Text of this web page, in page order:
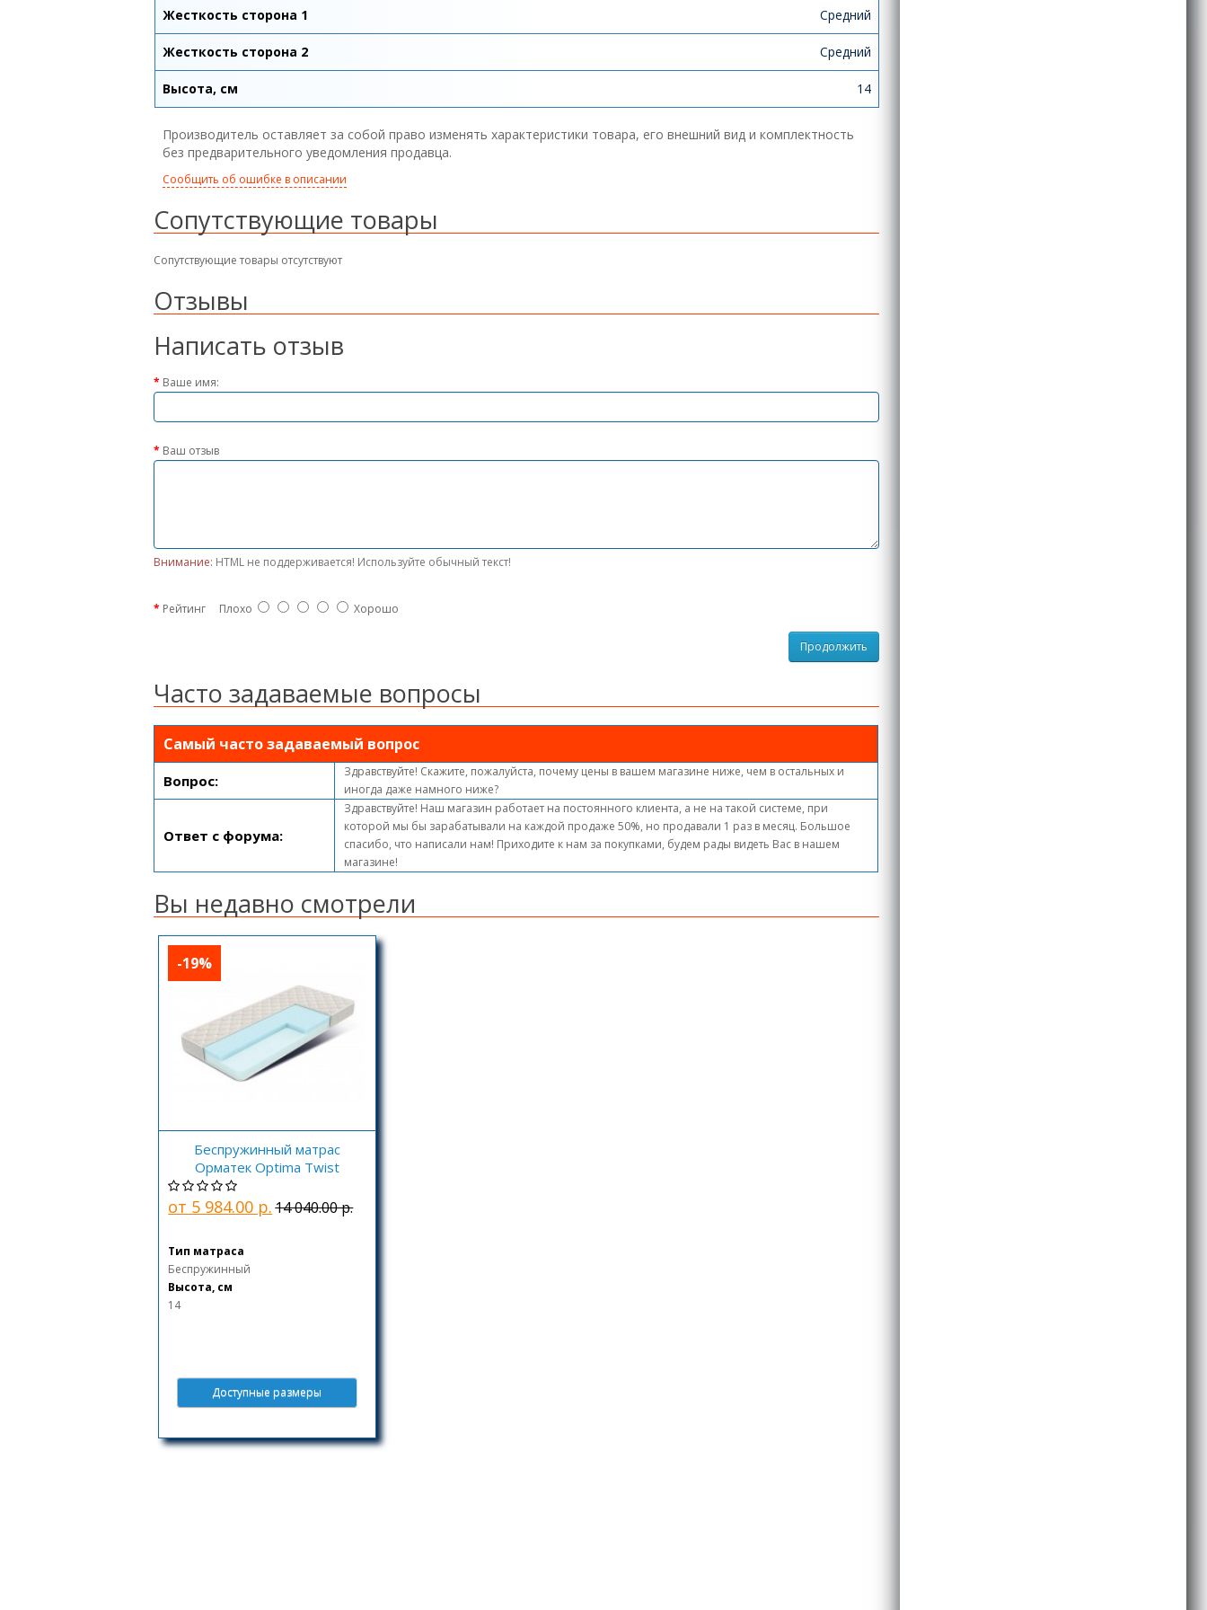
Жесткость сторона 1 Средний
Жесткость сторона 2 Средний
Высота, см 14
Производитель оставляет за собой право изменять характеристики товара, его внешний вид и комплектность
без предварительного уведомления продавца.
Сообщить об ошибке в описании
Сопутствующие товары
Сопутствующие товары отсутствуют
Отзывы
Написать отзыв
Ваше имя:
Ваш отзыв
Внимание: HTML не поддерживается! Используйте обычный текст!
Рейтинг Плохо Хорошо
Продолжить
Часто задаваемые вопросы
Самый часто задаваемый вопрос
Вопрос:
Здравствуйте! Скажите, пожалуйста, почему цены в вашем магазине ниже, чем в остальных и
иногда даже намного ниже?
Ответ с форума:
Здравствуйте! Наш магазин работает на постоянного клиента, а не на такой системе, при
которой мы бы зарабатывали на каждой продаже 50%, но продавали 1 раз в месяц. Большое
спасибо, что написали нам! Приходите к нам за покупками, будем рады видеть Вас в нашем
магазине!
Вы недавно смотрели
Беспружинный матрас
Орматек Optima Twist
-19%
от 5 984.00 р.14 040.00 р.
Тип матраса
Беспружинный
Высота, см
14
Доступные размеры